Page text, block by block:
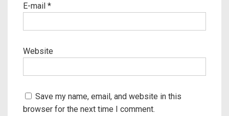
E-mail *
Website
Save my name, email, and website in this
browser for the next time I comment.